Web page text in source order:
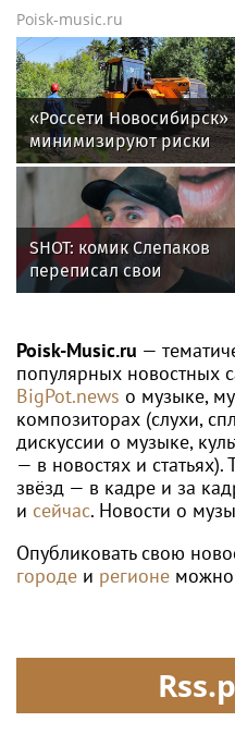
Poisk-music.ru
«Россети Новосибирск»
минимизируют риски
повреждений ЛЭП за
счет масштабной
расчистки просек
SHOT: комик Слепаков
переписал свои
квартиры в РФ на
переезда
Poisk-Music.ru —
популярных новостных
BigPot.news о музыке,
композиторах (слухи,
дискуссии о музыке,
— в новостях и
звёзд — в кадре и за
и сейчас. Новости о
Опубликовать свою
городе и регионе